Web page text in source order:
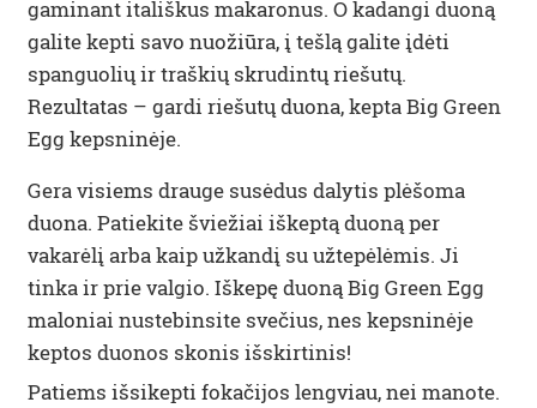
gaminant itališkus makaronus. O kadangi duoną
galite kepti savo nuožiūra, į tešlą galite įdėti
spanguolių ir traškių skrudintų riešutų.
Rezultatas – gardi riešutų duona, kepta Big Green
Egg kepsninėje.
Gera visiems drauge susėdus dalytis plėšoma
duona. Patiekite šviežiai iškeptą duoną per
vakarėlį arba kaip užkandį su užtepėlėmis. Ji
tinka ir prie valgio. Iškepę duoną Big Green Egg
maloniai nustebinsite svečius, nes kepsninėje
keptos duonos skonis išskirtinis!
Patiems išsikepti fokačijos lengviau, nei manote.